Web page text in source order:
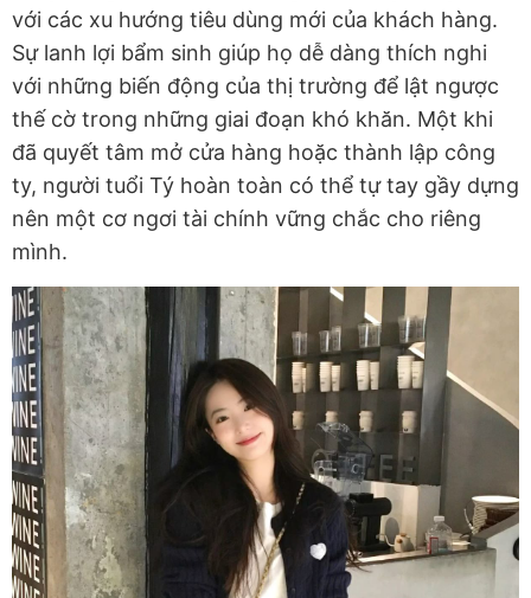
với các xu hướng tiêu dùng mới của khách hàng.
Sự lanh lợi bẩm sinh giúp họ dễ dàng thích nghi
với những biến động của thị trường để lật ngược
thế cờ trong những giai đoạn khó khăn. Một khi
đã quyết tâm mở cửa hàng hoặc thành lập công
ty, người tuổi Tý hoàn toàn có thể tự tay gầy dựng
nên một cơ ngơi tài chính vững chắc cho riêng
mình.